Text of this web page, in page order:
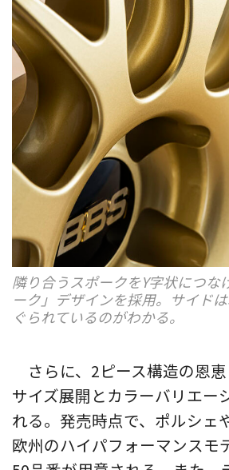
隣り合うスポークをY字状につな
ーク」デザインを採用。サイド
ぐられているのがわかる。
さらに、2ピース構造の恩
サイズ展開とカラーバリエー
れる。発売時点で、ポルシェ
欧州のハイパフォーマンスモ